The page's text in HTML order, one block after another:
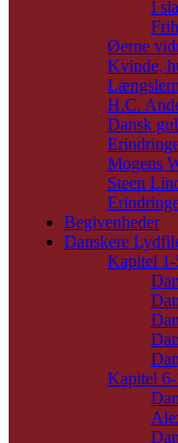
I
Øerne
Kvinde,
H.C.
Dansk
Mogens
Steen
Begivenheder
Danskere
Kapitel
Kapitel